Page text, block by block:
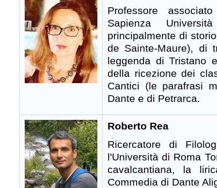
Professore
Sapienza
principalmente di
de Sainte-Maure), di
leggenda di Tristano
della ricezione dei
Cantici (le parafrasi
Dante e di Petrarca.
Roberto Rea
Ricercatore di
l'Università di Roma
cavalcantiana, la
Commedia di Dante